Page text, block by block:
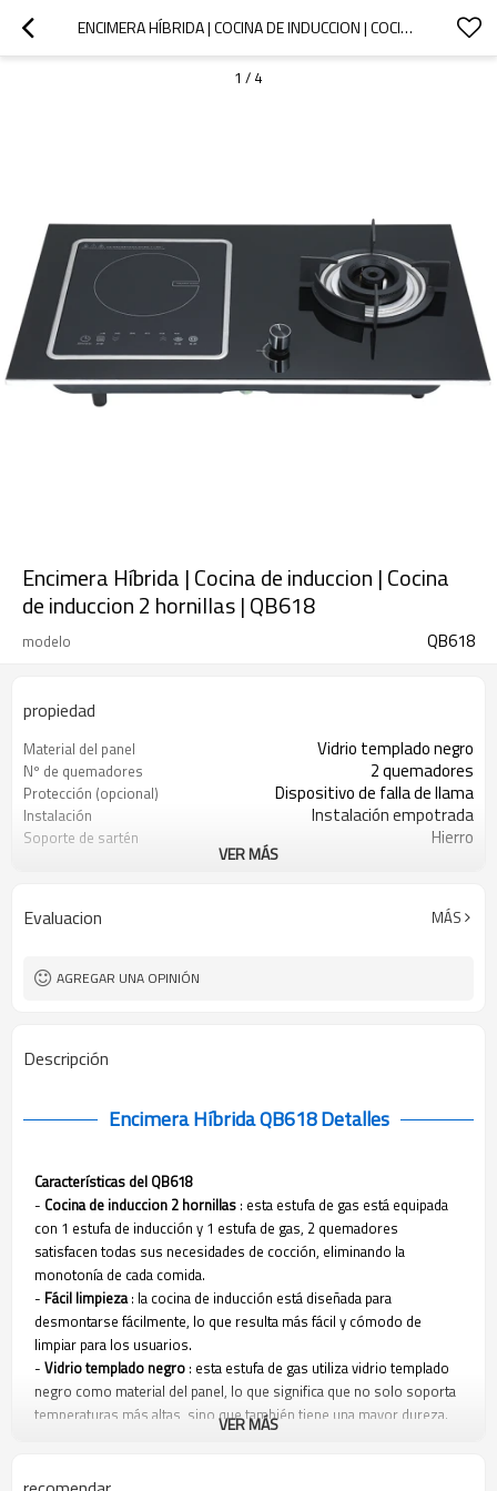
ENCIMERA HÍBRIDA | COCINA DE INDUCCION | COCINA DE INDUCCION 2 HORNILLAS | QB618
1 / 4
Encimera Híbrida | Cocina de induccion | Cocina
de induccion 2 hornillas | QB618
modelo QB618
propiedad
Material del panel Vidrio templado negro
Nº de quemadores 2 quemadores
Protección (opcional) Dispositivo de falla de llama
Instalación Instalación empotrada
Soporte de sartén Hierro
VER MÁS
Evaluacion MÁS
AGREGAR UNA OPINIÓN
Descripción
Encimera Híbrida QB618Detalles
Características del QB618
- Cocina de induccion 2 hornillas : esta estufa de gas está equipada
con 1 estufa de inducción y 1 estufa de gas, 2 quemadores
satisfacen todas sus necesidades de cocción, eliminando la
monotonía de cada comida.
- Fácil limpieza: la cocina de inducción está diseñada para
desmontarse fácilmente, lo que resulta más fácil y cómodo de
limpiar para los usuarios.
- Vidrio templado negro : esta estufa de gas utiliza vidrio templado
negro como material del panel, lo que significa que no solo soporta
temperaturas más altas, sino que también tiene una mayor dureza.
- Dispositivo de fallo de llama (opcional)
VER MÁS